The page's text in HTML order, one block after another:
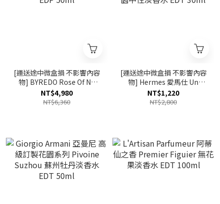
[運送途中微盒損 不影響內容
物] BYREDO Rose Of No
Man'S Land 無人之境淡香精
EDP 50ml
NT$4,980
NT$6,360
[運送途中微盒損 不影響內容
物] Hermes 愛馬仕 Un
Jardin Sur Le Nil 尼羅河花
園中性淡香水 EDT 30ml
NT$1,220
NT$2,800